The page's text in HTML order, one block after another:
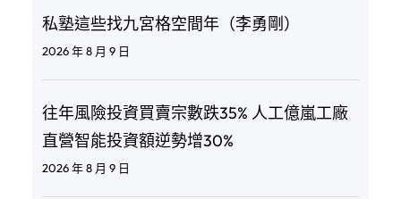
私塾這些找九宮格空間年（李勇剛）
2026 年 8 月 9 日
往年風險投資買賣宗數跌35% 人工億嵐工廠
直營智能投資額逆勢增30%
2026 年 8 月 9 日